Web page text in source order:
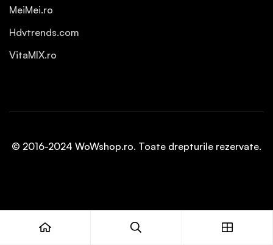
MeiMei.ro
Hdvtrends.com
VitaMIX.ro
© 2016-2024 WoWshop.ro. Toate drepturile rezervate.